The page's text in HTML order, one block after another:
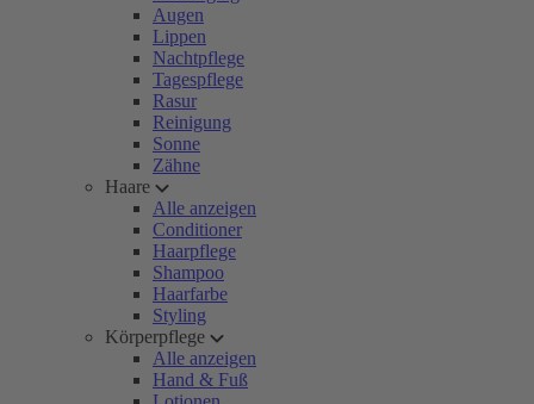
Augen
Lippen
Nachtpflege
Tagespflege
Rasur
Reinigung
Sonne
Zähne
Haare
Alle anzeigen
Conditioner
Haarpflege
Shampoo
Haarfarbe
Styling
Körperpflege
Alle anzeigen
Hand & Fuß